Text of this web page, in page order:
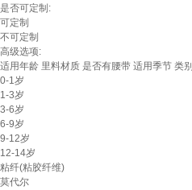
是否可定制:
可定制
不可定制
高级选项:
适用年龄 里料材质 是否有腰带 适用季节 类别
0-1岁
1-3岁
3-6岁
6-9岁
9-12岁
12-14岁
粘纤(粘胶纤维)
莫代尔